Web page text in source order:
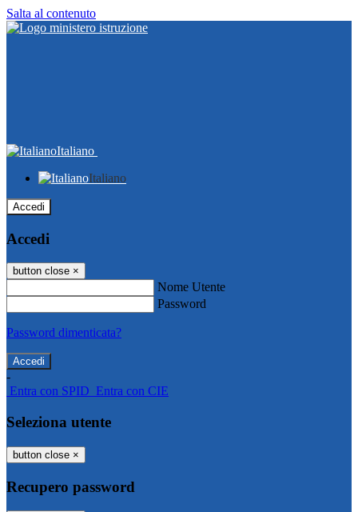
Salta al contenuto
Italiano
Italiano
Accedi
Accedi
button close ×
Nome Utente
Password
Password dimenticata?
-
Entra con SPID Entra con CIE
Seleziona utente
button close ×
Recupero password